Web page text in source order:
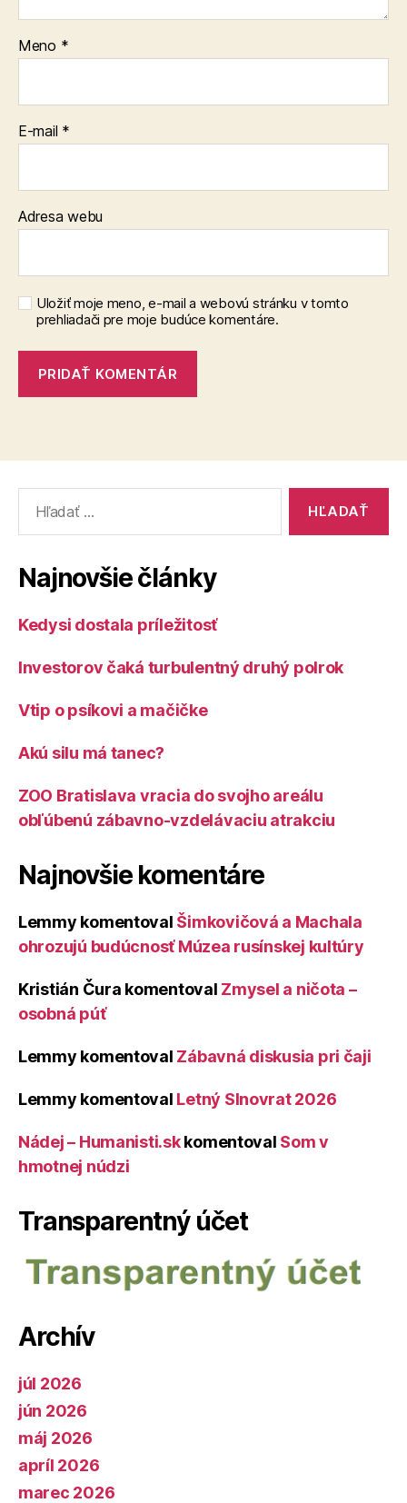
Meno *
E-mail *
Adresa webu
Uložiť moje meno, e-mail a webovú stránku v tomto
prehliadači pre moje budúce komentáre.
Najnovšie články
Kedysi dostala príležitosť
Investorov čaká turbulentný druhý polrok
Vtip o psíkovi a mačičke
Akú silu má tanec?
ZOO Bratislava vracia do svojho areálu
obľúbenú zábavno-vzdelávaciu atrakciu
Najnovšie komentáre
Lemmy komentoval Šimkovičová a Machala
ohrozujú budúcnosť Múzea rusínskej kultúry
Kristián Čura komentoval Zmysel a ničota –
osobná púť
Lemmy komentoval Zábavná diskusia pri čaji
Lemmy komentoval Letný Slnovrat 2026
Nádej – Humanisti.skkomentoval Som v
hmotnej núdzi
Transparentný účet
Archív
júl 2026
jún 2026
máj 2026
apríl 2026
marec 2026